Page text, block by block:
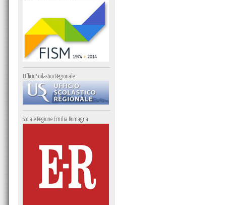
Ufficio Scolastico Regionale
Sociale Regione Emilia Romagna